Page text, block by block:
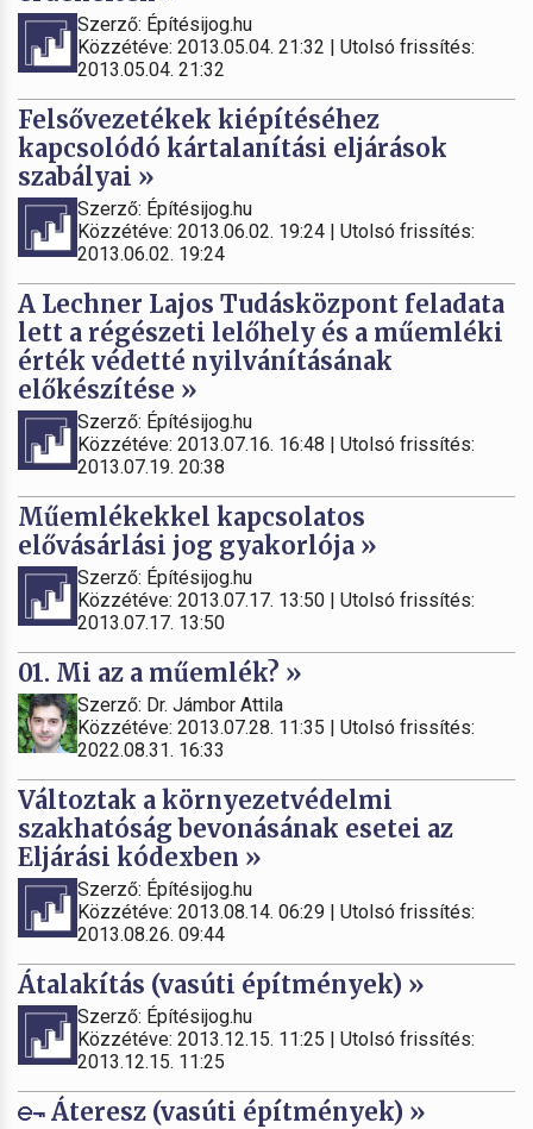
Szerző: Építésijog.hu
Közzétéve: 2013.05.04. 21:32 | Utolsó frissítés:
2013.05.04. 21:32
Felsővezetékek kiépítéséhez
kapcsolódó kártalanítási eljárások
szabályai »
Szerző: Építésijog.hu
Közzétéve: 2013.06.02. 19:24 | Utolsó frissítés:
2013.06.02. 19:24
A Lechner Lajos Tudásközpont feladata
lett a régészeti lelőhely és a műemléki
érték védetté nyilvánításának
előkészítése »
Szerző: Építésijog.hu
Közzétéve: 2013.07.16. 16:48 | Utolsó frissítés:
2013.07.19. 20:38
Műemlékekkel kapcsolatos
elővásárlási jog gyakorlója »
Szerző: Építésijog.hu
Közzétéve: 2013.07.17. 13:50 | Utolsó frissítés:
2013.07.17. 13:50
01. Mi az a műemlék? »
Szerző: Dr. Jámbor Attila
Közzétéve: 2013.07.28. 11:35 | Utolsó frissítés:
2022.08.31. 16:33
Változtak a környezetvédelmi
szakhatóság bevonásának esetei az
Eljárási kódexben »
Szerző: Építésijog.hu
Közzétéve: 2013.08.14. 06:29 | Utolsó frissítés:
2013.08.26. 09:44
Átalakítás (vasúti építmények) »
Szerző: Építésijog.hu
Közzétéve: 2013.12.15. 11:25 | Utolsó frissítés:
2013.12.15. 11:25
Áteresz (vasúti építmények) »